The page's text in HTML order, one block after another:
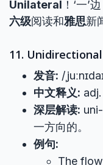
Unilateral ！‘一’
六级阅读和雅思新
11. Unidirectional
发音: /
中文释义:
深层解读:
一方向的。
例句:
The